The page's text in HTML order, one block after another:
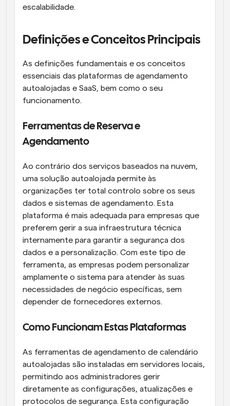
escalabilidade.
Definições e Conceitos Principais
As definições fundamentais e os conceitos
essenciais das plataformas de agendamento
autoalojadas e SaaS, bem como o seu
funcionamento.
Ferramentas de Reserva e
Agendamento
Ao contrário dos serviços baseados na nuvem,
uma solução autoalojada permite às
organizações ter total controlo sobre os seus
dados e sistemas de agendamento. Esta
plataforma é mais adequada para empresas que
preferem gerir a sua infraestrutura técnica
internamente para garantir a segurança dos
dados e a personalização. Com este tipo de
ferramenta, as empresas podem personalizar
amplamente o sistema para atender às suas
necessidades de negócio específicas, sem
depender de fornecedores externos.
Como Funcionam Estas Plataformas
As ferramentas de agendamento de calendário
autoalojadas são instaladas em servidores locais,
permitindo aos administradores gerir
diretamente as configurações, atualizações e
protocolos de segurança. Esta configuração